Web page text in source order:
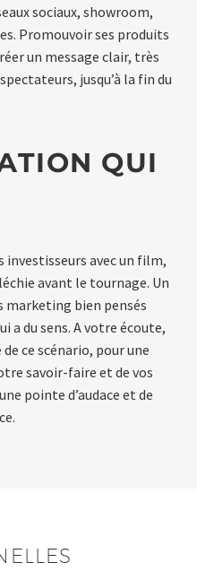
sociaux, showroom,
Promouvoir ses produits
un message clair, très
jusqu’à la fin du
QUI
investisseurs avec un film,
avant le tournage. Un
marketing bien pensés
du sens. A votre écoute,
ce scénario, pour une
savoir-faire et de vos
pointe d’audace et de